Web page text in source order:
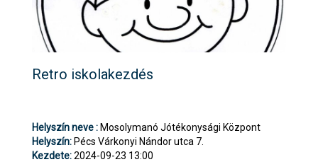
Retro iskolakezdés
Helyszín neve : Mosolymanó Jótékonysági Központ
Helyszín: Pécs Várkonyi Nándor utca 7.
Kezdete:2024-09-23 13:00